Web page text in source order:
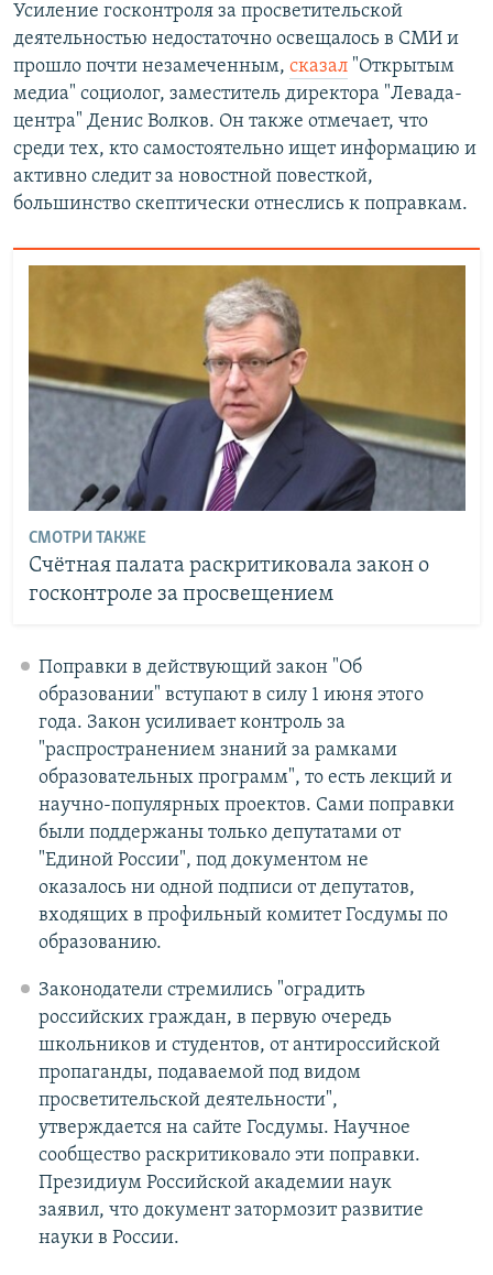
Усиление госконтроля за просветительской
деятельностью недостаточно освещалось в СМИ и
прошло почти незамеченным, сказал "Открытым
медиа" социолог, заместитель директора "Левада-
центра" Денис Волков. Он также отмечает, что
среди тех, кто самостоятельно ищет информацию и
активно следит за новостной повесткой,
большинство скептически отнеслись к поправкам.
СМОТРИ ТАКЖЕ
Счётная палата раскритиковала закон о
госконтроле за просвещением
Поправки в действующий закон "Об
образовании" вступают в силу 1 июня этого
года. Закон усиливает контроль за
"распространением знаний за рамками
образовательных программ", то есть лекций и
научно-популярных проектов. Сами поправки
были поддержаны только депутатами от
"Единой России", под документом не
оказалось ни одной подписи от депутатов,
входящих в профильный комитет Госдумы по
образованию.
Законодатели стремились "оградить
российских граждан, в первую очередь
школьников и студентов, от антироссийской
пропаганды, подаваемой под видом
просветительской деятельности",
утверждается на сайте Госдумы. Научное
сообщество раскритиковало эти поправки.
Президиум Российской академии наук
заявил, что документ затормозит развитие
науки в России.